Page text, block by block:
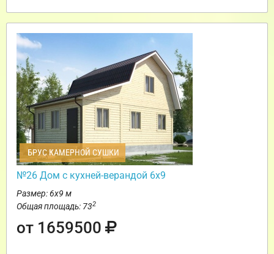
БРУС КАМЕРНОЙ СУШКИ
№26 Дом с кухней-верандой 6х9
Размер: 6х9 м
Общая площадь: 732
от 1659500